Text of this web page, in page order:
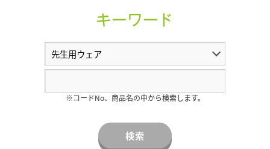
キーワード
※コードNo、商品名の中から検索します。
検索